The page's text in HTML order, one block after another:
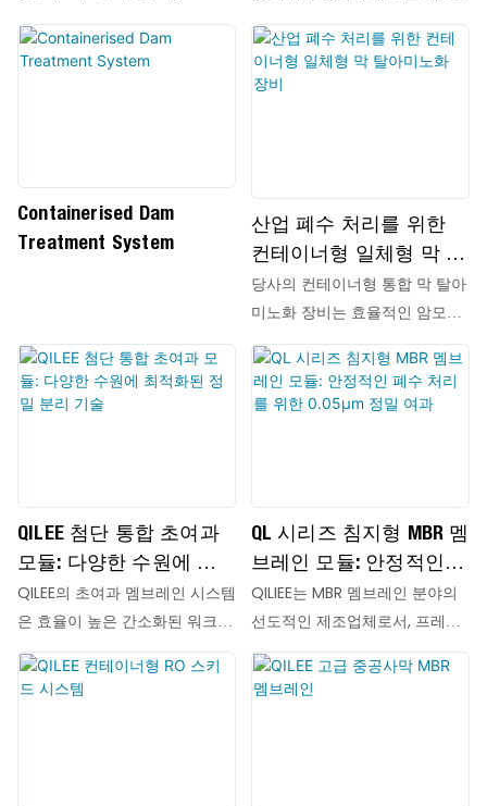
및 배선 자재는 포장 내에 포함
됩니다.
Containerised Dam
Treatment System
산업 폐수 처리를 위한
컨테이너형 일체형 막 탈
아미노화 장비
당사의 컨테이너형 통합 막 탈아
미노화 장비는 효율적인 암모니
아 질소 제거를 위해 특별히 설
계된 고성능, 고집적 폐수 처리
솔루션입니다.
QILEE 첨단 통합 초여과
모듈: 다양한 수원에 최
적화된 정밀 분리 기술
QILEE의 초여과 멤브레인 시스템
은 효율이 높은 간소화된 워크플
로우를 따릅니다. 원수는 먼저 저
장 탱크로 유입된 후 가압되어
QL 시리즈 침지형 MBR 멤
브레인 모듈: 안정적인
폐수 처리를 위한 0.05μm
정밀 여과
QILIEE는 MBR 멤브레인 분야의
선도적인 제조업체로서, 프레임
스키드가 포함된 평판형 멤브레
인과 중공사형 멤브레인을 제공